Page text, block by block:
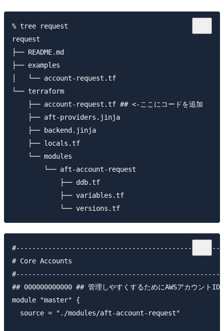
% tree request
request
├── README.md
├── examples
│   └── account-request.tf
└── terraform
    ├── account-request.tf ## <-ここにコードを追加
    ├── aft-providers.jinja
    ├── backend.jinja
    ├── locals.tf
    └── modules
        └── aft-account-request
            ├── ddb.tf
            ├── variables.tf
# Core Accounts
## 000000000000 ## 管理しやすくするためにAWSアカウントID
module "master" {
  source = "./modules/aft-account-request"